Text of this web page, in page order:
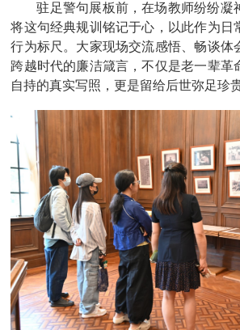
驻足警句展板前，在场教师纷纷凝
将这句经典规训铭记于心，以此作为日
行为标尺。大家现场交流感悟、畅谈体
跨越时代的廉洁箴言，不仅是老一辈革
自持的真实写照，更是留给后世弥足珍